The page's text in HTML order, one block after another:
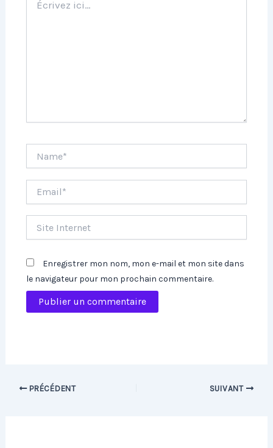
ici…
Internet
Enregistrer mon nom, mon e-mail et mon site dans
le navigateur pour mon prochain commentaire.
PRÉCÉDENT SUIVANT